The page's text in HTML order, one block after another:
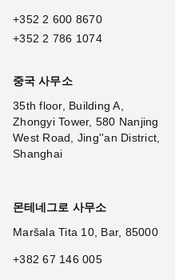
+352 2 600 8670
+352 2 786 1074
중국 사무소
35th floor, Building A,
Zhongyi Tower, 580 Nanjing
West Road, Jing''an District,
Shanghai
몬테네그로 사무소
Maršala Tita 10, Bar, 85000
+382 67 146 005